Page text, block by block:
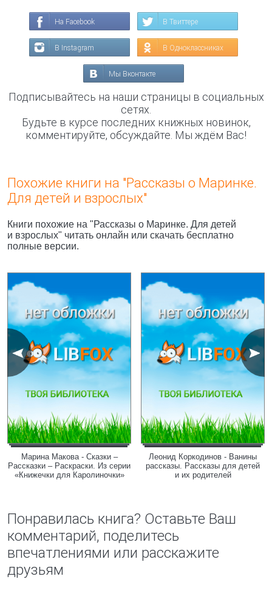
На Facebook В Твиттере
В Instagram В Одноклассниках
Мы Вконтакте
Подписывайтесь на наши страницы в социальных
сетях.
Будьте в курсе последних книжных новинок,
комментируйте, обсуждайте. Мы ждём Вас!
Похожие книги на "Рассказы о Маринке.
Для детей и взрослых"
Книги похожие на "Рассказы о Маринке. Для детей
и взрослых" читать онлайн или скачать бесплатно
полные версии.
Марина Макова - Сказки –
Рассказки – Раскраски. Из серии
«Книжечки для Каролиночки»
Леонид Коркодинов - Ванины
рассказы. Рассказы для детей
и их родителей
Понравилась книга? Оставьте Ваш
комментарий, поделитесь
впечатлениями или расскажите
друзьям